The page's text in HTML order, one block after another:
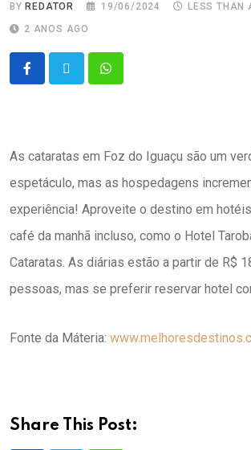
BY REDATOR 19/06/2024
LESS THAN
2 ANOS AGO
As cataratas em Foz do Iguaçu são um
espetáculo, mas as hospedagens
experiência! Aproveite o destino em
café da manhã incluso, como o Hotel
Cataratas. As diárias estão a partir de R$
pessoas, mas se preferir reservar hotel
Fonte da Máteria:
Share This Post: